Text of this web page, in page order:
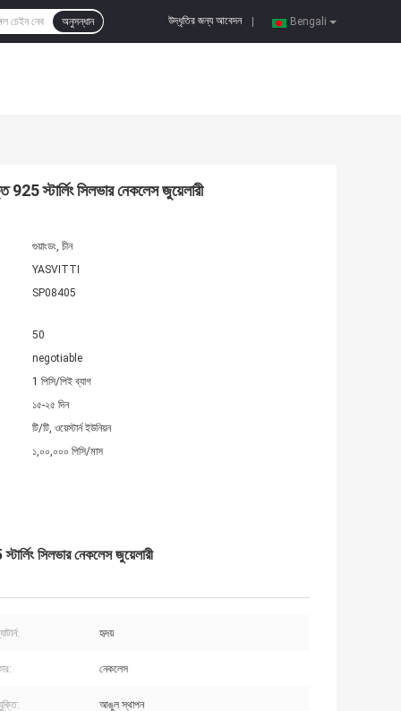
Bengali
উদ্ধৃতির জন্য আবেদন
অনুসন্ধান
925 স্টার্লিং সিলভার নেকলেস জুয়েলারী
গুয়াংডং, চীন
YASVITTI
SP08405
50
negotiable
1 পিসি/পিই ব্যাগ
১৫-২৫ দিন
টি/টি, ওয়েস্টার্ন ইউনিয়ন
১,০০,০০০ পিসি/মাস
সিলভার নেকলেস জুয়েলারী
হৃদয়
নেকলেস
আঙুল স্থাপন